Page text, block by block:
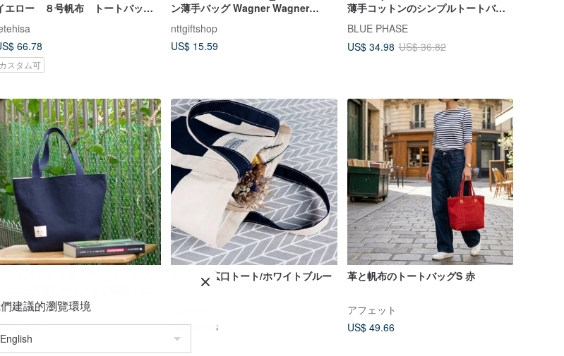
エロー ８号帆布 トートバッ
グ マチ広め
66.78
カスタム可
ン薄手バッグ Wagner Wagner
Gemini
nttgiftshop
US$ 15.59
薄手コットンのシンプルトートバッ
グ
BLUE PHASE
US$ 34.98 US$ 36.82
)
15.59
引き出し広口トート/ホワイトブルー
US$ 28.96
革と帆布のトートバッグS 赤
アフェット
US$ 49.66
建議的瀏覽環境